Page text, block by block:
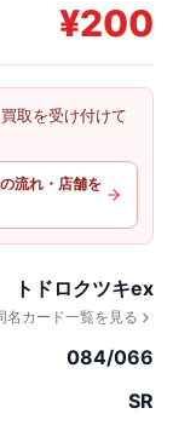
¥200
取を受け付けて
流れ・店舗を
トドロクツキex
名カード一覧を見る
084/066
SR